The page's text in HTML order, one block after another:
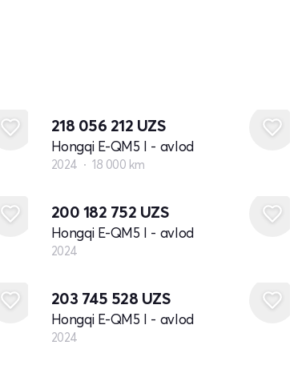
218 056 212 UZS
Hongqi E-QM5 I - avlod
2024 18 000 km
200 182 752 UZS
Hongqi E-QM5 I - avlod
2024
203 745 528 UZS
Hongqi E-QM5 I - avlod
2024